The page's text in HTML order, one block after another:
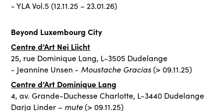
- YLA Vol.5 (12.11.25 – 23.01.26)
Beyond Luxembourg City
Centre d’Art Nei Liicht
25, rue Dominique Lang, L-3505 Dudelange
- Jeannine Unsen - Moustache Gracias(> 09.11.25)
Centre d’Art Dominique Lang
4, av. Grande-Duchesse Charlotte, L-3440 Dudelange
Darja Linder – mute(> 09.11.25)